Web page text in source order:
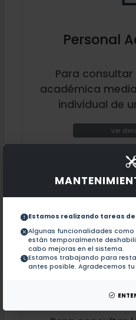
Estamos realizando tareas
Algunas funcionalidades como
están temporalmente
cabo mejoras en el sistema.
Estamos trabajando para
antes posible. Agradecemos
Personal
Para
académica
individual de
Ver